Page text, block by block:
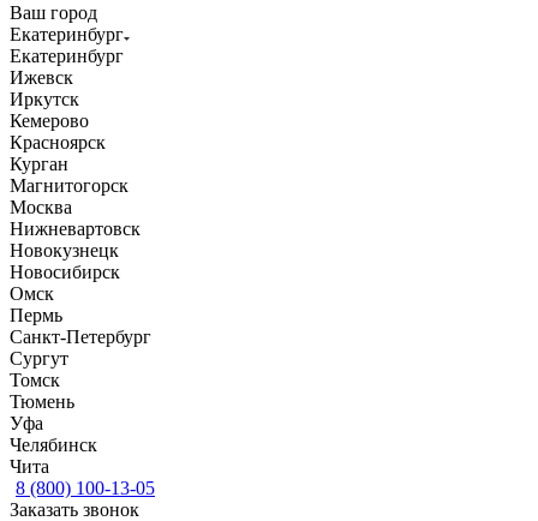
Ваш город
Екатеринбург
Екатеринбург
Ижевск
Иркутск
Кемерово
Красноярск
Курган
Магнитогорск
Москва
Нижневартовск
Новокузнецк
Новосибирск
Омск
Пермь
Санкт-Петербург
Сургут
Томск
Тюмень
Уфа
Челябинск
Чита
8 (800) 100-13-05
Заказать звонок